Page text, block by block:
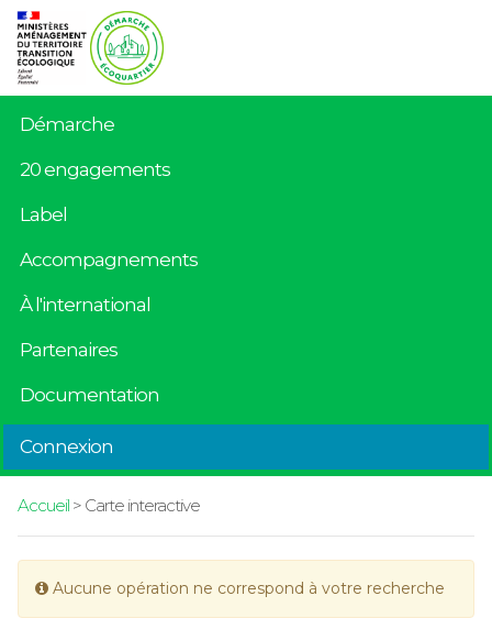
Démarche
20 engagements
Label
Accompagnements
À l'international
Partenaires
Documentation
Connexion
Accueil> Carte interactive
Aucune opération ne correspond à votre recherche